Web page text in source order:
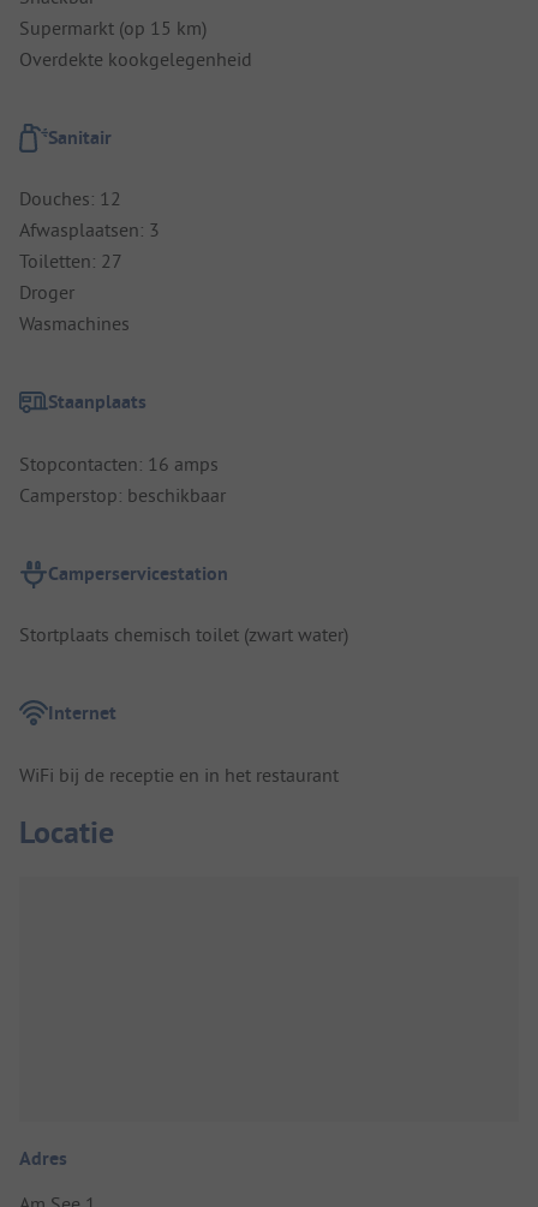
Supermarkt (op 15 km)
Overdekte kookgelegenheid
Sanitair
Douches: 12
Afwasplaatsen: 3
Toiletten: 27
Droger
Wasmachines
Staanplaats
Stopcontacten: 16 amps
Camperstop: beschikbaar
Camperservicestation
Stortplaats chemisch toilet (zwart water)
Internet
WiFi bij de receptie en in het restaurant
Locatie
Adres